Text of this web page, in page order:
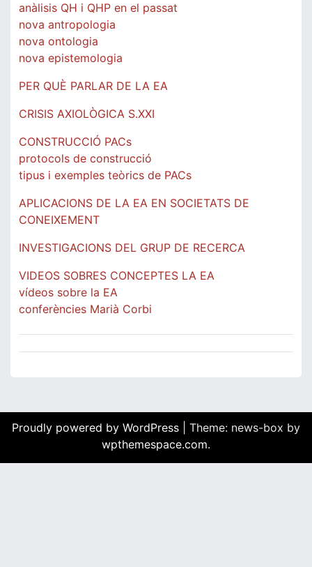
anàlisis QH i QHP en el passat
nova antropologia
nova ontologia
nova epistemologia
PER QUÈ PARLAR DE LA EA
CRISIS AXIOLÒGICA S.XXI
CONSTRUCCIÓ PACs
protocols de construcció
tipus i exemples teòrics de PACs
APLICACIONS DE LA EA EN SOCIETATS DE
CONEIXEMENT
INVESTIGACIONS DEL GRUP DE RECERCA
VIDEOS SOBRES CONCEPTES LA EA
vídeos sobre la EA
conferències Marià Corbi
Proudly powered by WordPress
Theme: news-box by
wpthemespace.com.